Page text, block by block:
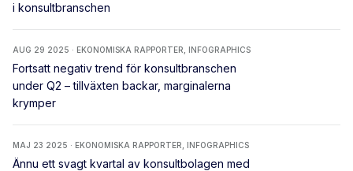
i konsultbranschen
AUG 29 2025 · EKONOMISKA RAPPORTER, INFOGRAPHICS
Fortsatt negativ trend för konsultbranschen
under Q2 – tillväxten backar, marginalerna
krymper
MAJ 23 2025 · EKONOMISKA RAPPORTER, INFOGRAPHICS
Ännu ett svagt kvartal av konsultbolagen med